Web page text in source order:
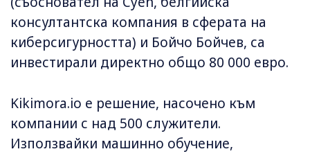
консултантска компания в сферата на
киберсигурността) и Бойчо Бойчев, са
инвестирали директно общо 80 000 евро.
Kikimora.io е решение, насочено към
компании с над 500 служители.
Използвайки машинно обучение,